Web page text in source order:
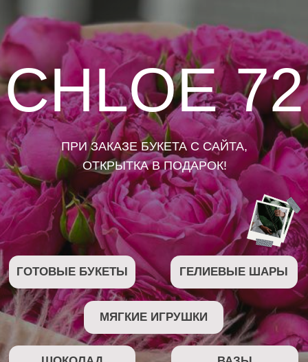
CHLOE 72
ГОТОВЫЕ БУКЕТЫ
МЯГКИЕ ИГРУШКИ
ГЕЛИЕВЫЕ ШАРЫ
ШОКОЛАД ВАЗЫ
ПРИ ЗАКАЗЕ БУКЕТА С САЙТА,
ОТКРЫТКА В ПОДАРОК!